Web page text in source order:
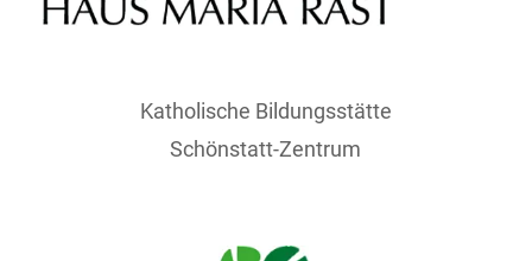
Katholische Bildungsstätte
Schönstatt-Zentrum